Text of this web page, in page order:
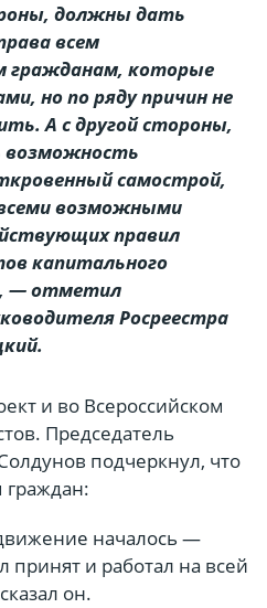
должны дать
всем
гражданам, которые
но по ряду причин не
А с другой стороны,
самострой,
возможными
правил
капитального
— отметил
Росреестра
и во Всероссийском
Председатель
подчеркнул, что
граждан:
началось —
принят и работал на всей
он.